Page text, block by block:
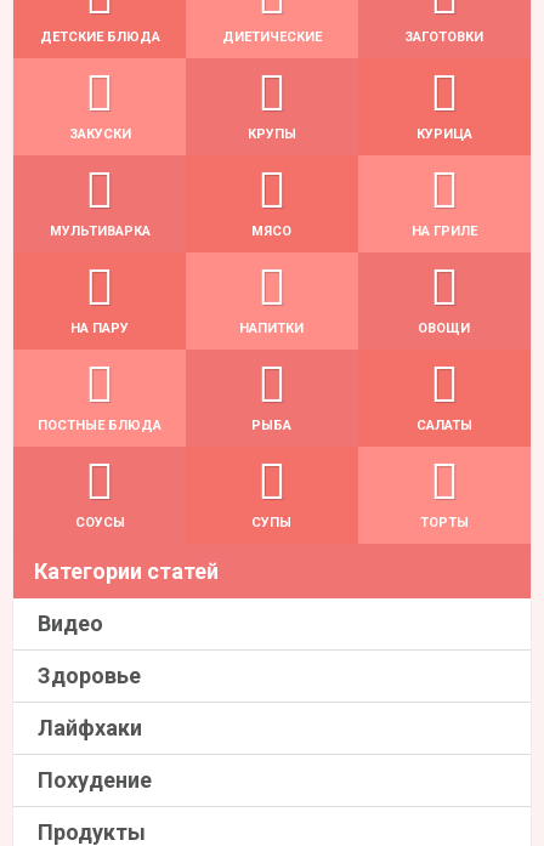
ДЕТСКИЕ БЛЮДА ДИЕТИЧЕСКИЕ ЗАГОТОВКИ
ЗАКУСКИ КРУПЫ КУРИЦА
МУЛЬТИВАРКА МЯСО НА ГРИЛЕ
НА ПАРУ НАПИТКИ ОВОЩИ
ПОСТНЫЕ БЛЮДА РЫБА САЛАТЫ
СОУСЫ СУПЫ ТОРТЫ
Категории статей
Видео
Здоровье
Лайфхаки
Похудение
Продукты